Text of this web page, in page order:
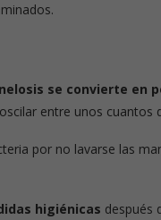
se convierte en
entre unos cuantos
por no lavarse las
higiénicas después